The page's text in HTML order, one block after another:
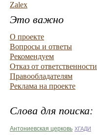
Zalex
Это важно
О проекте
Вопросы и ответы
Рекомендуем
Отказ от ответственности
Правообладателям
Реклама на проекте
Слова для поиска:
Антониевская церковь ХГАДИ